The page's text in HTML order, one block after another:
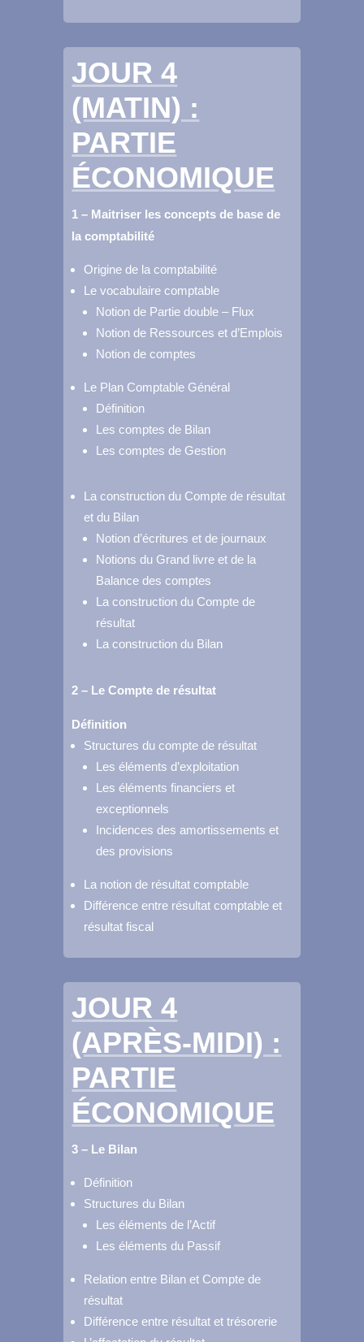
JOUR 4
(MATIN) :
PARTIE
ÉCONOMIQUE
1 – Maitriser les concepts de base de
la comptabilité
Origine de la comptabilité
Le vocabulaire comptable
Notion de Partie double – Flux
Notion de Ressources et d’Emplois
Notion de comptes
Le Plan Comptable Général
Définition
Les comptes de Bilan
Les comptes de Gestion
La construction du Compte de résultat
et du Bilan
Notion d’écritures et de journaux
Notions du Grand livre et de la
Balance des comptes
La construction du Compte de
résultat
La construction du Bilan
2 – Le Compte de résultat
Définition
Structures du compte de résultat
Les éléments d’exploitation
Les éléments financiers et
exceptionnels
Incidences des amortissements et
des provisions
La notion de résultat comptable
Différence entre résultat comptable et
résultat fiscal
JOUR 4
(APRÈS-MIDI) :
PARTIE
ÉCONOMIQUE
3 – Le Bilan
Définition
Structures du Bilan
Les éléments de l’Actif
Les éléments du Passif
Relation entre Bilan et Compte de
résultat
Différence entre résultat et trésorerie